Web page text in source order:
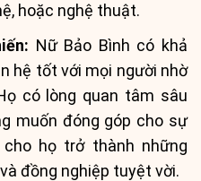
hoặc nghệ thuật.
Nữ Bảo Bình có khả
hệ tốt với mọi người nhờ
có lòng quan tâm sâu
muốn đóng góp cho sự
họ trở thành những
đồng nghiệp tuyệt vời.